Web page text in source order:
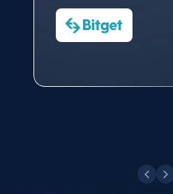
posted, Photos, URL,
10.3K+ 1.2K+
posted, Photos, URL,
数据科学专家
Charmagne Cruz
—— Shopee Philippines
Convert Group 的 CTO